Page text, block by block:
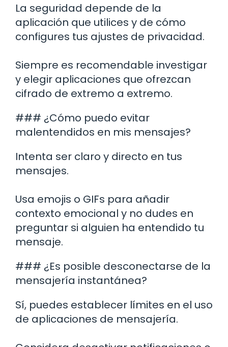
La seguridad depende de la
aplicación que utilices y de cómo
configures tus ajustes de privacidad.
Siempre es recomendable investigar
y elegir aplicaciones que ofrezcan
cifrado de extremo a extremo.
### ¿Cómo puedo evitar
malentendidos en mis mensajes?
Intenta ser claro y directo en tus
mensajes.
Usa emojis o GIFs para añadir
contexto emocional y no dudes en
preguntar si alguien ha entendido tu
mensaje.
### ¿Es posible desconectarse de la
mensajería instantánea?
Sí, puedes establecer límites en el uso
de aplicaciones de mensajería.